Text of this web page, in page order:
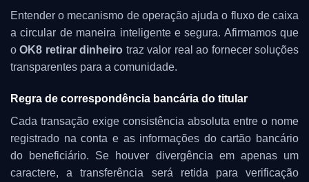
Entender o mecanismo de operação ajuda o fluxo de caixa
a circular de maneira inteligente e segura. Afirmamos que
oOK8 retirar dinheiro traz valor real ao fornecer soluções
transparentes para a comunidade.
Regra de correspondência bancária do titular
Cada transação exige consistência absoluta entre o nome
registrado na conta e as informações do cartão bancário
do beneficiário. Se houver divergência em apenas um
caractere, a transferência será retida para verificação